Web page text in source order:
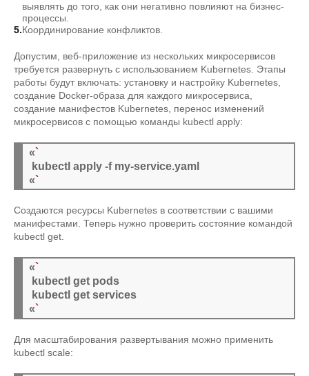
выявлять до того, как они негативно повлияют на бизнес-
процессы.
Координирование конфликтов.
Допустим, веб-приложение из нескольких микросервисов
требуется развернуть с использованием Kubernetes. Этапы
работы будут включать: установку и настройку Kubernetes,
создание Docker-образа для каждого микросервиса,
создание манифестов Kubernetes, перенос изменений
микросервисов с помощью команды kubectl apply:
«`
kubectl apply -f my-service.yaml
«`
Создаются ресурсы Kubernetes в соответствии с вашими
манифестами. Теперь нужно проверить состояние командой
kubectl get.
«`
kubectl get pods
kubectl get services
«`
Для масштабирования развертывания можно применить
kubectl scale: